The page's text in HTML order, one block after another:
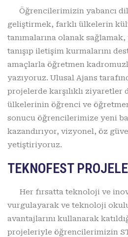
Öğrencilerimizin yabancı
geliştirmek, farklı ülkelerin
tanımalarına olanak
tanışıp iletişim kurmalarını
amaçlarla öğretmen
yazıyoruz. Ulusal Ajans
projelerde karşılıklı ziyaretler
ülkelerinin öğrenci ve
sonucu öğrencilerimize yeni
kazandırıyor, vizyonel, öz
yetiştiriyoruz.
TEKNOFEST
Her fırsatta teknoloji ve
vurgulayarak ve teknoloji
avantajlarını kullanarak
projeleriyle öğrencilerimizin